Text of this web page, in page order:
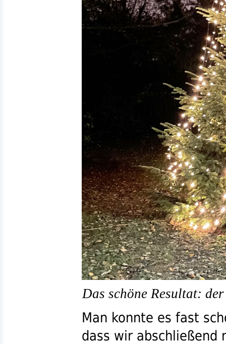
Das schöne Resultat:
Man konnte es fast
dass wir abschließend